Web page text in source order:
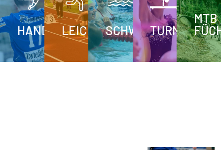
HANDBALLLEICHTATHLETIK
SCHWIMMEN
TURNEN
MTB